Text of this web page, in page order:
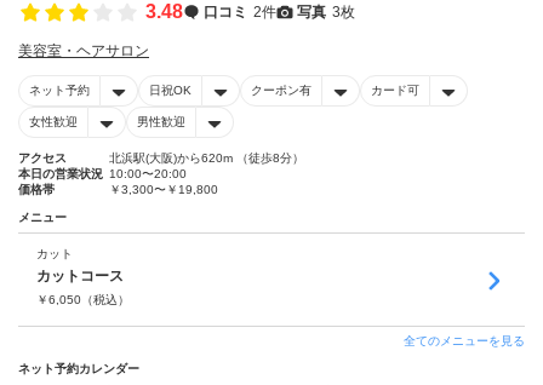
3.48 口コミ 2件 写真 3枚
美容室・ヘアサロン
ネット予約 日祝OK クーポン有 カード可
女性歓迎 男性歓迎
アクセス
北浜駅(大阪)から620m （徒歩8分）
本日の営業状況 10:00〜20:00
価格帯
￥3,300〜￥19,800
メニュー
カット
カットコース
￥6,050 （税込）
全てのメニューを見る
ネット予約カレンダー